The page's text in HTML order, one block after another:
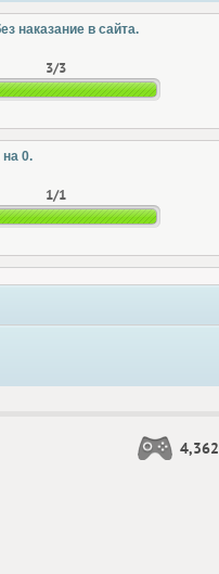
наказание в сайта.
3/3
0.
1/1
4,362